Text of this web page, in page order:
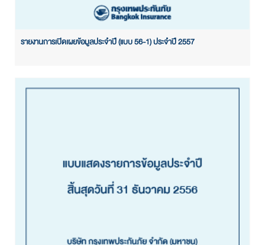
รายงานการเปิดเผยข้อมูลประจำปี (แบบ 56-1) ประจำปี 2557